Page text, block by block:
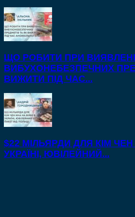
ЩО РОБИТИ ПРИ
ВИБУХОНЕБЕЗПЕЧНИХ
ВИЖИТИ ПІД ЧАС...
$22 МІЛЬЯРДИ ДЛЯ КІМ
УКРАЇНІ, ЮВІЛЕЙНИЙ...